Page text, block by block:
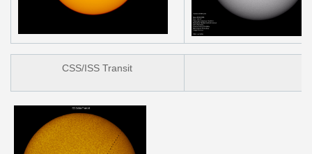
CSS/ISS Transit